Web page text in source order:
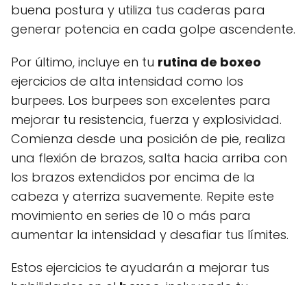
buena postura y utiliza tus caderas para
generar potencia en cada golpe ascendente.
Por último, incluye en tu rutina de boxeo
ejercicios de alta intensidad como los
burpees. Los burpees son excelentes para
mejorar tu resistencia, fuerza y explosividad.
Comienza desde una posición de pie, realiza
una flexión de brazos, salta hacia arriba con
los brazos extendidos por encima de la
cabeza y aterriza suavemente. Repite este
movimiento en series de 10 o más para
aumentar la intensidad y desafiar tus límites.
Estos ejercicios te ayudarán a mejorar tus